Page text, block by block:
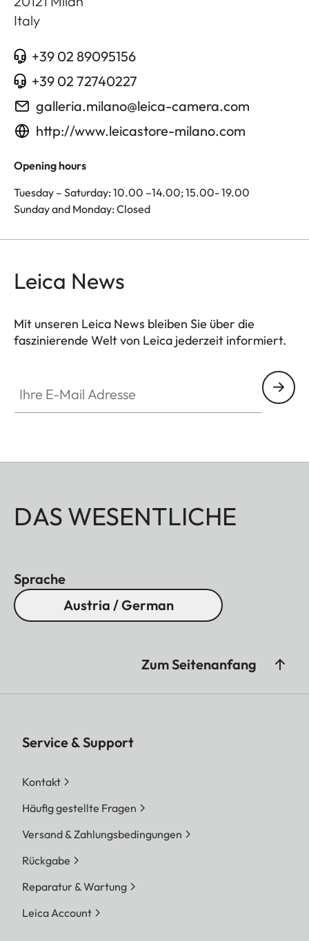
Italy
+39 02 89095156
+39 02 72740227
galleria.milano@leica-camera.com
http://www.leicastore-milano.com
Opening hours
Tuesday – Saturday: 10.00 –14.00; 15.00- 19.00
Sunday and Monday: Closed
Leica News
Mit unseren Leica News bleiben Sie über die
faszinierende Welt von Leica jederzeit informiert.
DAS WESENTLICHE
Sprache
Austria / German
Zum Seitenanfang
Service & Support
Kontakt
Häufig gestellte Fragen
Versand & Zahlungsbedingungen
Rückgabe
Reparatur & Wartung
Leica Account